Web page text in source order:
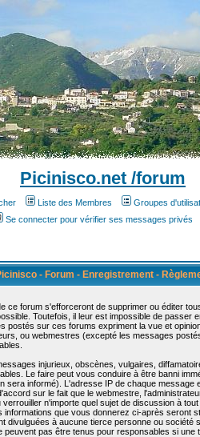
Picinisco.net /forum
Liste des Membres Groupes
Se connecter pour vérifier ses messages privés
- Forum - Enregistrement -
ce forum s'efforceront de supprimer ou éditer
Toutefois, il leur est impossible de passer
postés sur ces forums expriment la vue et
ou webmestres (excepté les messages
injurieux, obscènes, vulgaires,
Le faire peut vous conduire à être banni
sera informé). L'adresse IP de chaque message
sur le fait que le webmestre,
n'importe quel sujet de discussion à
que vous donnerez ci-après seront
divulguées à aucune tierce personne ou société
peuvent pas être tenus pour responsables si une